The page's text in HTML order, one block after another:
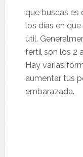
que buscas es
los días en
útil.
fértil son los 2
Hay varias
aumentar tus
embarazada.